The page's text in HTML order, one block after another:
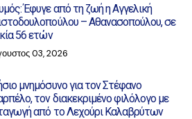
Έφυγε από τη ζωή η Αγγελική
– Αθανασοπούλου, σε
56 ετών
03, 2026
μνημόσυνο για τον Στέφανο
τον διακεκριμένο φιλόλογο με
από το Λεχούρι Καλαβρύτων